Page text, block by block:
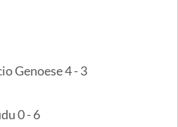
Genoese 4 - 3
0 - 6